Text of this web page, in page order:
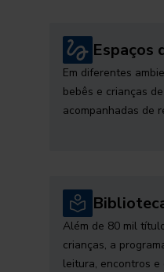
Espaços
Em diferentes
bebês e crianças
acompanhadas de
Além de 80 mil
crianças, a
leitura, encontros e